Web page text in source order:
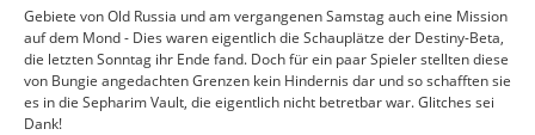
Gebiete von Old Russia und am vergangenen Samstag auch eine Mission
auf dem Mond - Dies waren eigentlich die Schauplätze der Destiny-Beta,
die letzten Sonntag ihr Ende fand. Doch für ein paar Spieler stellten diese
von Bungie angedachten Grenzen kein Hindernis dar und so schafften sie
es in die Sepharim Vault, die eigentlich nicht betretbar war. Glitches sei
Dank!